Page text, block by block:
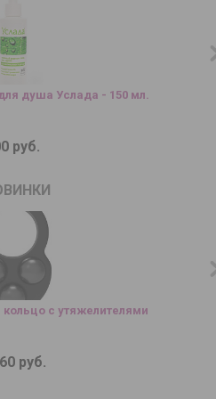
душа Услада - 150 мл.
руб.
с утяжелителями
руб.